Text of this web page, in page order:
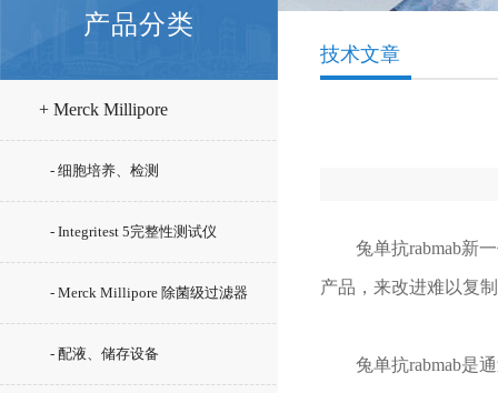
产品分类
+ Merck Millipore
- 细胞培养、检测
- Integritest 5完整性测试仪
- Merck Millipore 除菌级过滤器
- 配液、储存设备
技术文章
兔单抗rabmab新一
产品，来改进难以复
兔单抗rabmab是通